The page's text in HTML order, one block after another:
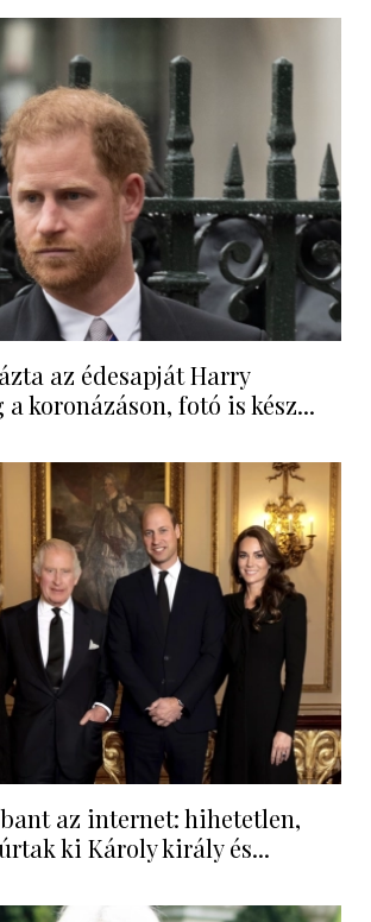
az édesapját Harry
a koronázáson, fotó is kész...
az internet: hihetetlen,
ki Károly király és...